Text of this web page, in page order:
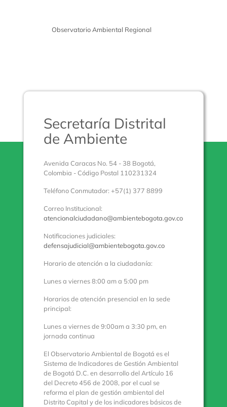
Observatorio Ambiental Regional
Secretaría Distrital
de Ambiente
Avenida Caracas No. 54 - 38 Bogotá,
Colombia - Código Postal 110231324
Teléfono Conmutador: +57(1) 377 8899
Correo Institucional:
atencionalciudadano@ambientebogota.gov.co
Notificaciones judiciales:
defensajudicial@ambientebogota.gov.co
Horario de atención a la ciudadanía:
Lunes a viernes 8:00 am a 5:00 pm
Horarios de atención presencial en la sede
principal:
Lunes a viernes de 9:00am a 3:30 pm, en
jornada continua
El Observatorio Ambiental de Bogotá es el
Sistema de Indicadores de Gestión Ambiental
de Bogotá D.C. en desarrollo del Artículo 16
del Decreto 456 de 2008, por el cual se
reforma el plan de gestión ambiental del
Distrito Capital y de los indicadores básicos de